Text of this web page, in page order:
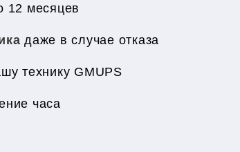
12 месяцев
даже в случае отказа
технику GMUPS
часа